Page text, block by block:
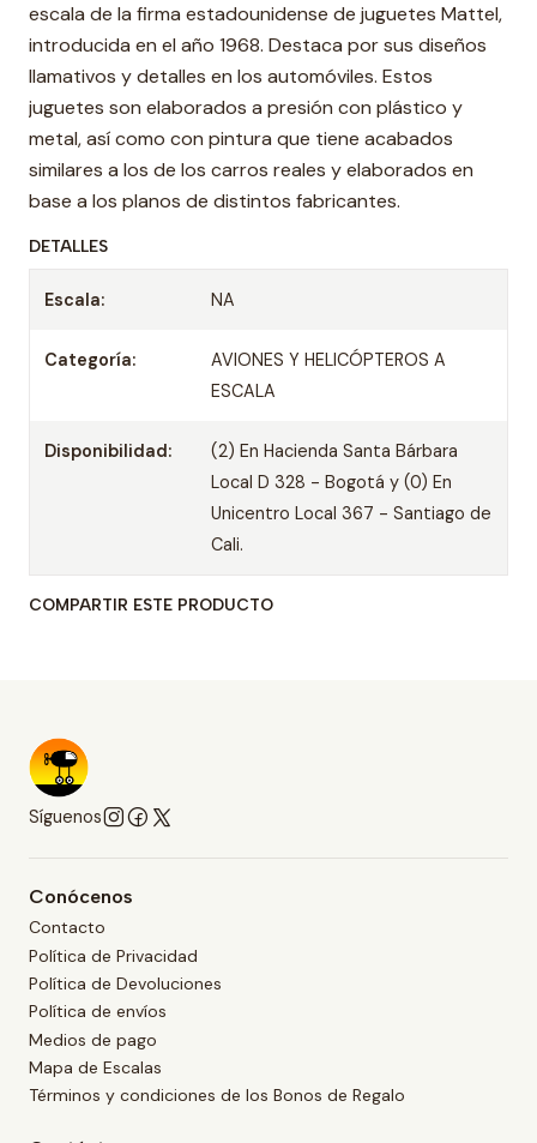
escala de la firma estadounidense de juguetes Mattel,
introducida en el año 1968. Destaca por sus diseños
llamativos y detalles en los automóviles. Estos
juguetes son elaborados a presión con plástico y
metal, así como con pintura que tiene acabados
similares a los de los carros reales y elaborados en
base a los planos de distintos fabricantes.
DETALLES
Escala: NA
Categoría:
AVIONES Y HELICÓPTEROS A
ESCALA
Disponibilidad:
(2) En Hacienda Santa Bárbara
Local D 328 - Bogotá y (0) En
Unicentro Local 367 - Santiago de
Cali.
COMPARTIR ESTE PRODUCTO
Síguenos
Conócenos
Contacto
Política de Privacidad
Política de Devoluciones
Política de envíos
Medios de pago
Mapa de Escalas
Términos y condiciones de los Bonos de Regalo